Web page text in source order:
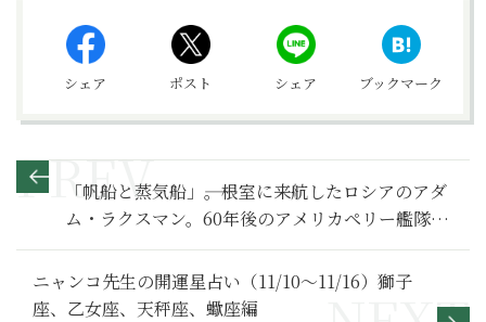
シェア ポスト シェア ブックマーク
「帆船と蒸気船」――。根室に来航したロシアのアダ
ム・ラクスマン。60年後のアメリカペリー艦隊と
の重要な相違点【べらぼう～蔦重栄華乃夢噺～ 満
喫リポート】使節団編
ニャンコ先生の開運星占い（11/10～11/16）獅子
座、乙女座、天秤座、蠍座編